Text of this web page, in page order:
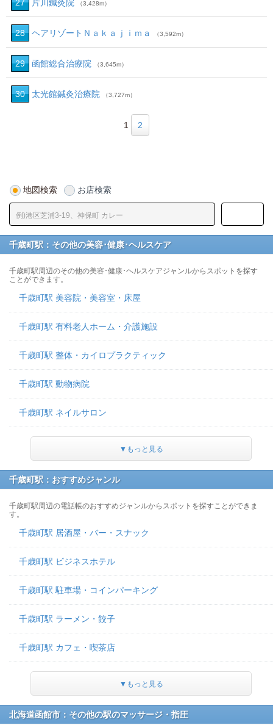
27 片川鍼灸院 （3,428m）
28 ヘアリゾートＮａｋａｊｉｍａ （3,592m）
29 函館総合治療院 （3,645m）
30 太光館鍼灸治療院 （3,727m）
1 2
地図検索 お店検索
千歳町駅：その他の美容･健康･ヘルスケア
千歳町駅周辺のその他の美容･健康･ヘルスケアジャンルからスポットを探す
ことができます。
千歳町駅 美容院・美容室・床屋
千歳町駅 有料老人ホーム・介護施設
千歳町駅 整体・カイロプラクティック
千歳町駅 動物病院
千歳町駅 ネイルサロン
▼もっと見る
千歳町駅：おすすめジャンル
千歳町駅周辺の電話帳のおすすめジャンルからスポットを探すことができま
す。
千歳町駅 居酒屋・バー・スナック
千歳町駅 ビジネスホテル
千歳町駅 駐車場・コインパーキング
千歳町駅 ラーメン・餃子
千歳町駅 カフェ・喫茶店
▼もっと見る
北海道函館市：その他の駅のマッサージ・指圧